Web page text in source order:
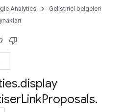
Analytics
Geliştirici belgeleri
.display
LinkProposals.